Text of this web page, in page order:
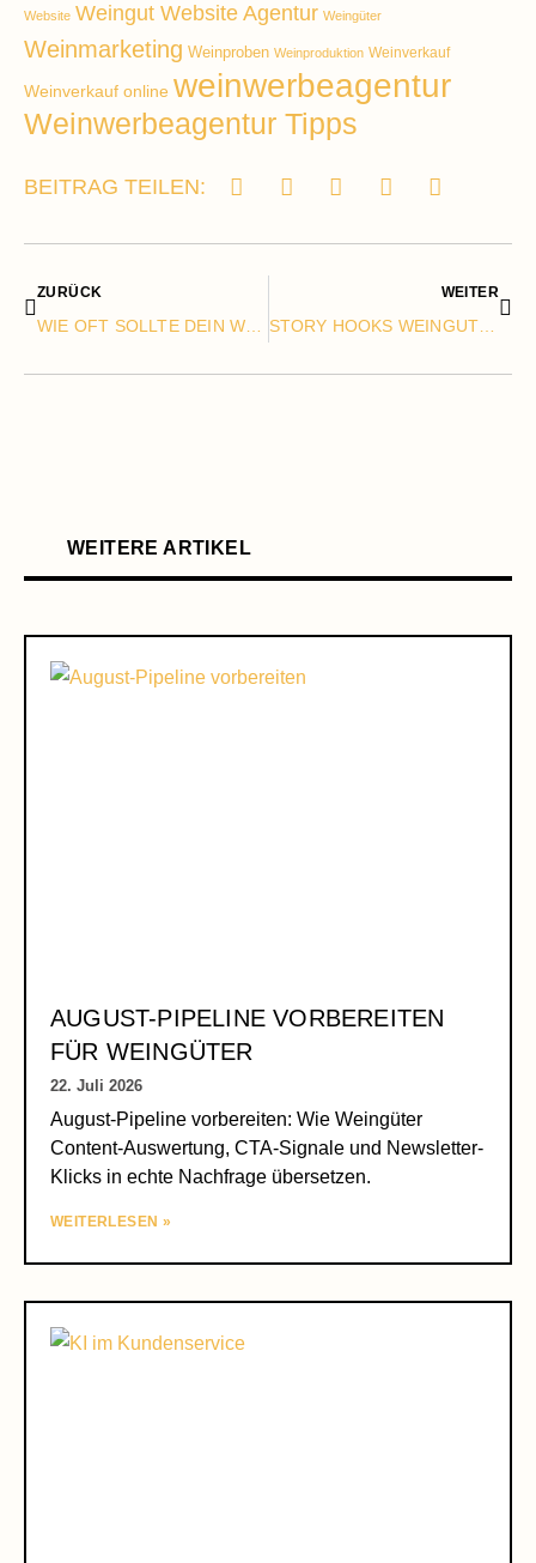
Website Weingut Website Agentur Weingüter
Weinmarketing Weinproben Weinproduktion Weinverkauf
Weinverkauf online weinwerbeagentur
Weinwerbeagentur Tipps
BEITRAG TEILEN:
ZURÜCK WEITER
WEITERE ARTIKEL
AUGUST-PIPELINE VORBEREITEN
FÜR WEINGÜTER
22. Juli 2026
August-Pipeline vorbereiten: Wie Weingüter
Content-Auswertung, CTA-Signale und Newsletter-
Klicks in echte Nachfrage übersetzen.
WEITERLESEN »